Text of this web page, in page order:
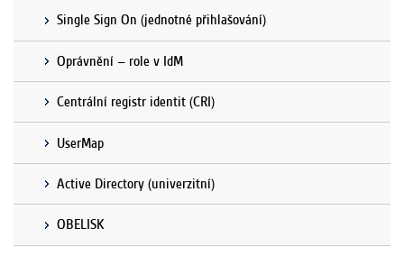
Single Sign On (jednotné přihlašování)
Oprávnění – role v IdM
Centrální registr identit (CRI)
UserMap
Active Directory (univerzitní)
OBELISK